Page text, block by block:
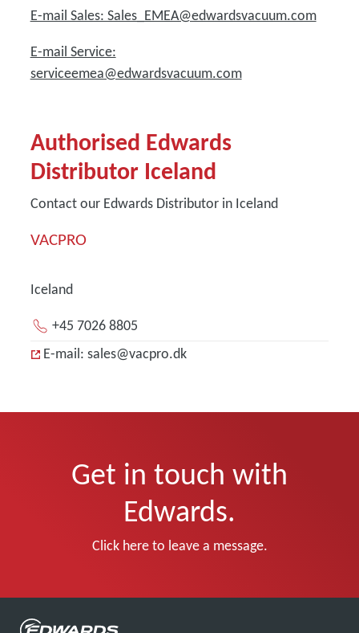
E-mail Sales: Sales_EMEA@edwardsvacuum.com
E-mail Service:
serviceemea@edwardsvacuum.com
Authorised Edwards
Distributor Iceland
Contact our Edwards Distributor in Iceland
VACPRO
Iceland
+45 7026 8805
E-mail: sales@vacpro.dk
Get in touch with
Edwards.
Click here to leave a message.